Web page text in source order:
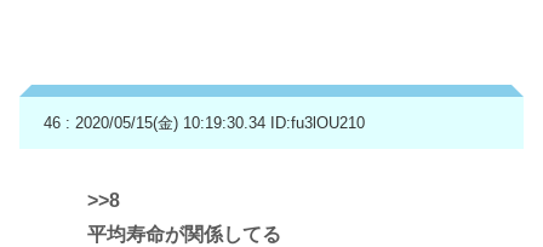
46 : 2020/05/15(金) 10:19:30.34 ID:fu3lOU210
>>8
平均寿命が関係してる